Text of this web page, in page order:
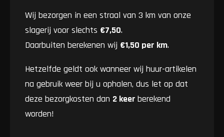
Wij bezorgen in een straal van 3 km van onze
slagerij voor slechts €7,50.
Daarbuiten berekenen wij €1,50 per km.
Hetzelfde geldt ook wanneer wij huur-artikelen
na gebruik weer bij u ophalen, dus let op dat
deze bezorgkosten dan 2 keer berekend
worden!